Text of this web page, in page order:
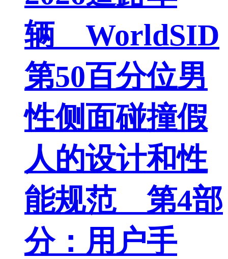
辆 WorldSID
第50百分位男
性侧面碰撞假
人的设计和性
能规范 第4部
分：用户手